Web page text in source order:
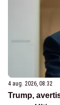
4 aug. 2026, 08:32
Trump,